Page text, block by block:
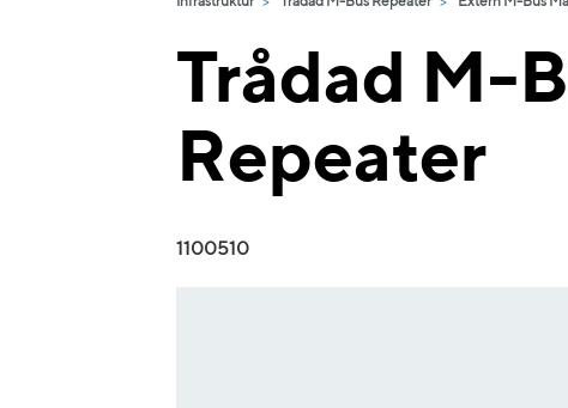
Trådad M-
Repeater
1100510